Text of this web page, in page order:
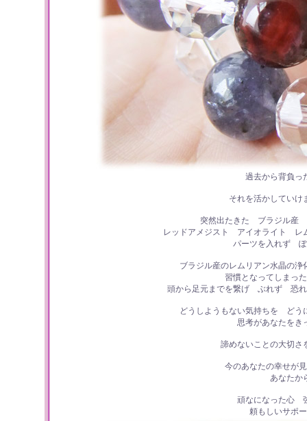
過去から背負っ
それを活かしていけ
突然出たきた ブラジル産
レッドアメジスト アイオライト レ
パーツを入れず
ブラジル産のレムリアン水晶の
習慣となってしまっ
頭から足元までを繋げ ぶれず 恐れ
どうしようもない気持ちを どう
思考があなたをき
諦めないことの大切さ
今のあなたの幸せが
あなたか
頑なになった心
頼もしいサポ